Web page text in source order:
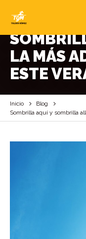
LA MÁS
ESTE
Inicio
Blog
Sombrilla aquí y sombrilla